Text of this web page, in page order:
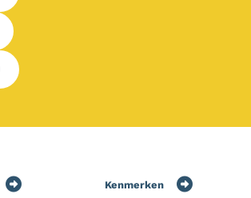
Kenmerken